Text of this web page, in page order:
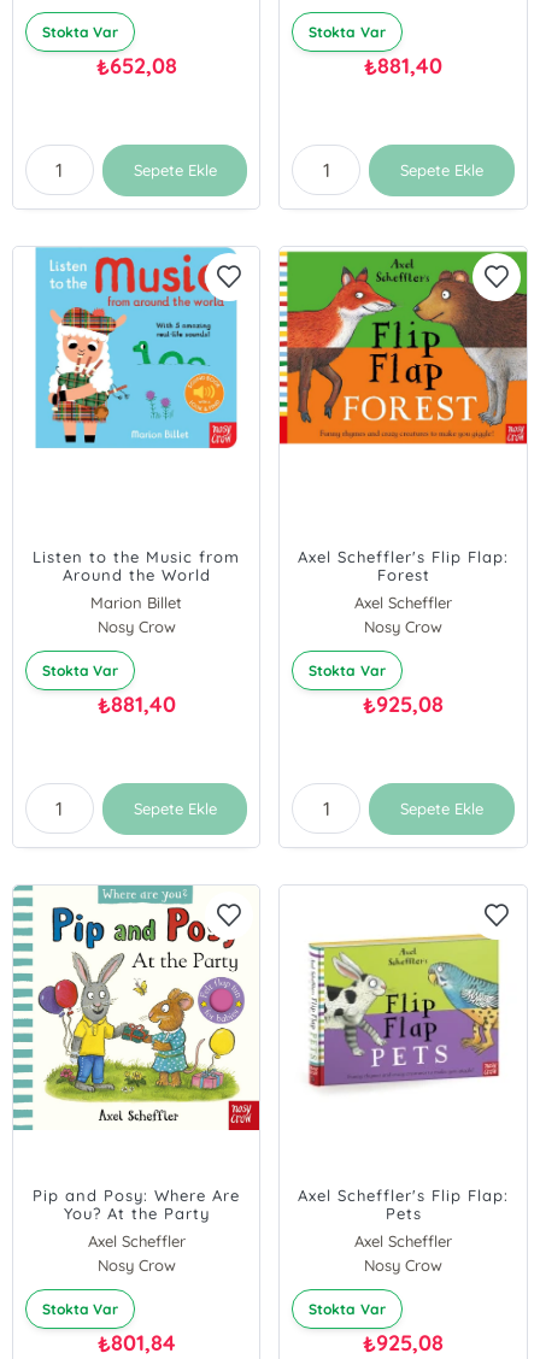
Stokta Var
₺652,08
Sepete Ekle
Stokta Var
₺881,40
Sepete Ekle
Listen to the Music from
Around the World
Marion Billet
Nosy Crow
Stokta Var
₺881,40
Sepete Ekle
Axel Scheffler's Flip Flap:
Forest
Axel Scheffler
Nosy Crow
Stokta Var
₺925,08
Sepete Ekle
Pip and Posy: Where Are
You? At the Party
Axel Scheffler
Nosy Crow
Stokta Var
₺801,84
Axel Scheffler's Flip Flap:
Pets
Axel Scheffler
Nosy Crow
Stokta Var
₺925,08